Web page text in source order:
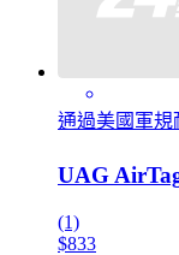
通過美國軍規
UAG
(1)
$833